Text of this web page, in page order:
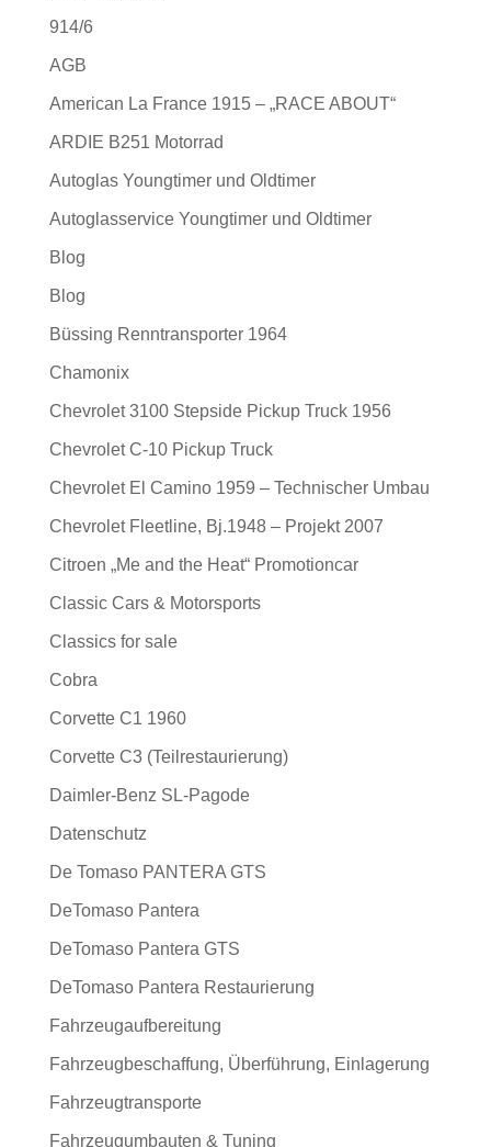
914/6
AGB
American La France 1915 – „RACE ABOUT“
ARDIE B251 Motorrad
Autoglas Youngtimer und Oldtimer
Autoglasservice Youngtimer und Oldtimer
Blog
Blog
Büssing Renntransporter 1964
Chamonix
Chevrolet 3100 Stepside Pickup Truck 1956
Chevrolet C-10 Pickup Truck
Chevrolet El Camino 1959 – Technischer Umbau
Chevrolet Fleetline, Bj.1948 – Projekt 2007
Citroen „Me and the Heat“ Promotioncar
Classic Cars & Motorsports
Classics for sale
Cobra
Corvette C1 1960
Corvette C3 (Teilrestaurierung)
Daimler-Benz SL-Pagode
Datenschutz
De Tomaso PANTERA GTS
DeTomaso Pantera
DeTomaso Pantera GTS
DeTomaso Pantera Restaurierung
Fahrzeugaufbereitung
Fahrzeugbeschaffung, Überführung, Einlagerung
Fahrzeugtransporte
Fahrzeugumbauten & Tuning